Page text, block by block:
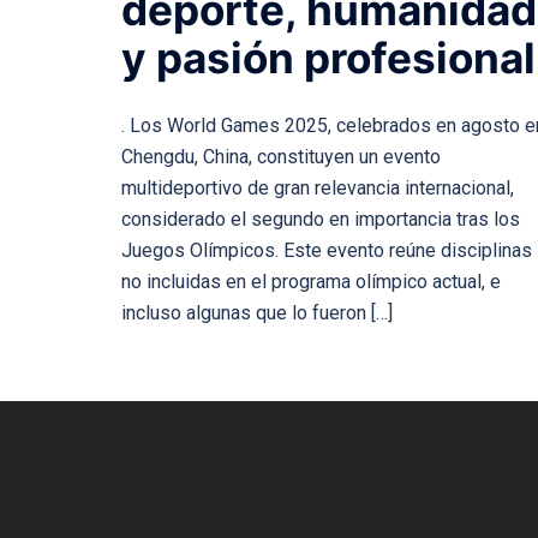
y pasión profesional
. Los World Games 2025, celebrados en agosto
Chengdu, China, constituyen un evento
multideportivo de gran relevancia internacional,
considerado el segundo en importancia tras los
Juegos Olímpicos. Este evento reúne disciplinas
no incluidas en el programa olímpico actual, e
incluso algunas que lo fueron […]